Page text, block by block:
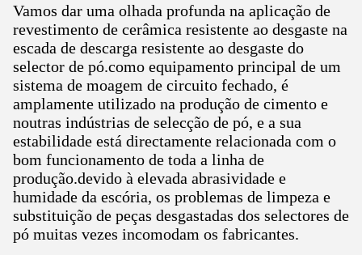
Vamos dar uma olhada profunda na aplicação de
revestimento de cerâmica resistente ao desgaste na
escada de descarga resistente ao desgaste do
selector de pó.como equipamento principal de um
sistema de moagem de circuito fechado, é
amplamente utilizado na produção de cimento e
noutras indústrias de selecção de pó, e a sua
estabilidade está directamente relacionada com o
bom funcionamento de toda a linha de
produção.devido à elevada abrasividade e
humidade da escória, os problemas de limpeza e
substituição de peças desgastadas dos selectores de
pó muitas vezes incomodam os fabricantes.